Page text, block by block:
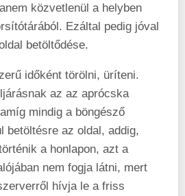
közvetlenül a helyben
Ezáltal pedig jóval
betöltődése.
időként törölni, üríteni.
az az aprócska
mindig a böngésző
betöltésre az oldal, addig,
a honlapon, azt a
nem fogja látni, mert
hívja le a friss